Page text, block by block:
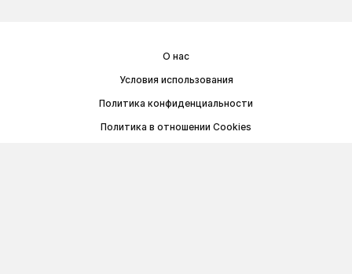
О нас
Условия использования
Политика конфиденциальности
Политика в отношении Cookies